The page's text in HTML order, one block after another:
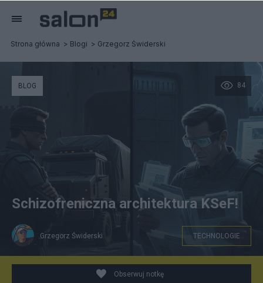
Strona główna Blogi Grzegorz Świderski
84
BLOG
Schizofreniczna architektura KSeF!
Grzegorz Świderski TECHNOLOGIE
Obserwuj notkę